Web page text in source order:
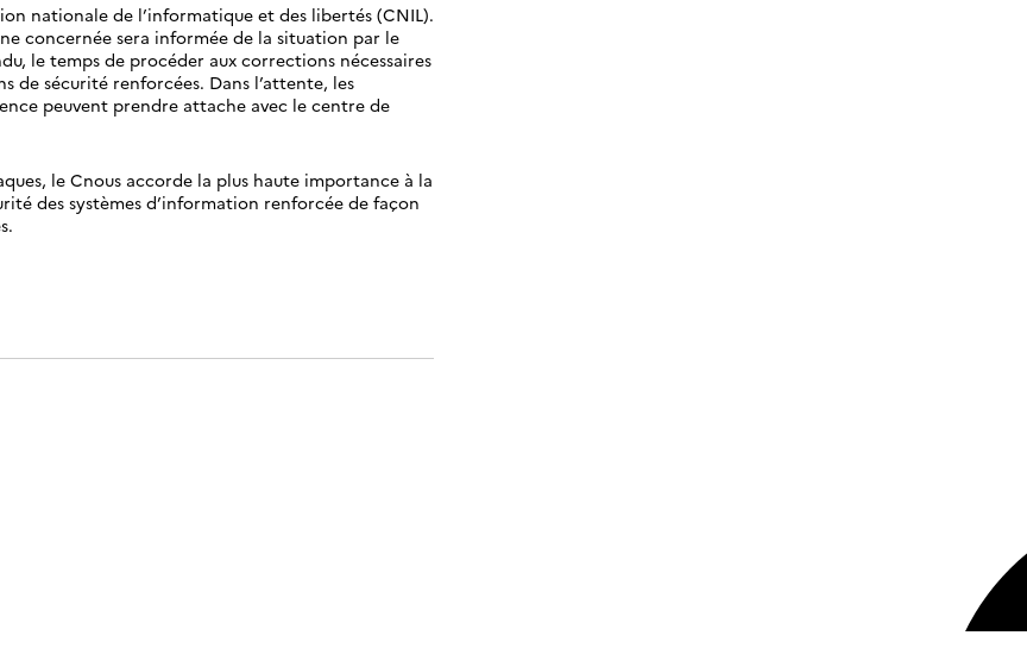
nationale de l’informatique et des libertés (CNIL).
concernée sera informée de la situation par le
le temps de procéder aux corrections nécessaires
de sécurité renforcées. Dans l’attente, les
peuvent prendre attache avec le centre de
le Cnous accorde la plus haute importance à la
des systèmes d’information renforcée de façon